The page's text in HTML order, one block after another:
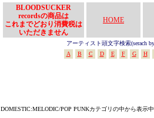
BLOODSUCKER
recordsの商品は
これまでどおり消費税は
いただきません
HOME
アーティスト頭文字検索(serach
A
B C D E F G H
DOMESTIC:MELODIC/POP PUNKカテゴリの中から表示中